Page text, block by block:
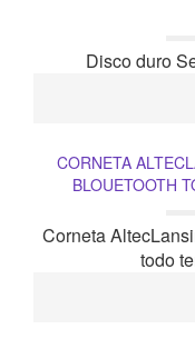
Disco duro
CORNETA
BLOUETOOTH
Corneta
todo